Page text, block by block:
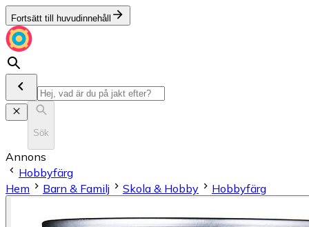
Fortsätt till huvudinnehåll
Sök
Annons
Hobbyfärg
Hem
Barn & Familj Skola & Hobby Hobbyfärg